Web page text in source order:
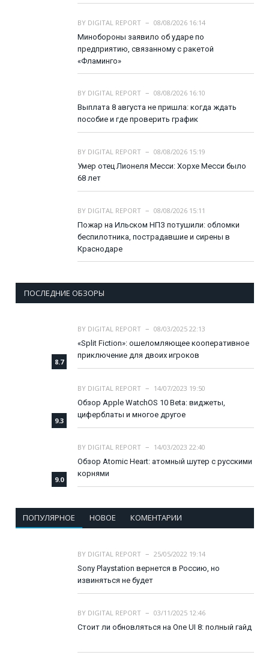
BY DIGITAL REPORT
08/08/2026 16:14
Минобороны заявило об ударе по
предприятию, связанному с ракетой
«Фламинго»
BY DIGITAL REPORT
08/08/2026 16:10
Выплата 8 августа не пришла: когда ждать
пособие и где проверить график
BY DIGITAL REPORT
08/08/2026 15:19
Умер отец Лионеля Месси: Хорхе Месси было
68 лет
BY DIGITAL REPORT
08/08/2026 15:11
Пожар на Ильском НПЗ потушили: обломки
беспилотника, пострадавшие и сирены в
Краснодаре
ПОСЛЕДНИЕ ОБЗОРЫ
8.7
BY DIGITAL REPORT
08/03/2025 22:13
«Split Fiction»: ошеломляющее кооперативное
приключение для двоих игроков
9.3
BY DIGITAL REPORT
14/07/2023 19:50
Обзор Apple WatchOS 10 Beta: виджеты,
циферблаты и многое другое
9.0
BY DIGITAL REPORT
14/03/2023 22:40
Обзор Atomic Heart: атомный шутер с русскими
корнями
ПОПУЛЯРНОЕ НОВОЕ КОМЕНТАРИИ
BY DIGITAL REPORT
25/05/2022 19:14
Sony Playstation вернется в Россию, но
извиняться не будет
BY DIGITAL REPORT
03/11/2025 12:46
Стоит ли обновляться на One UI 8: полный гайд